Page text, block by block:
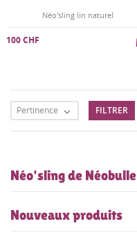
Néo'sling de Néobulle
Nouveaux produits
Néo'sling lin naturel
100 CHF
Pertinence  FILTRER